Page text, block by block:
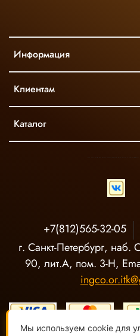
Информация
Клиентам
Каталог
+7(812)565-32-05
г. Санкт-Петербург,
90, лит.А, пом. 3-Н,
Мы используем cookie для